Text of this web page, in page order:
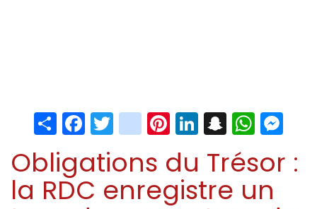
ShareFacebook
Twitter
instagram
Pinterest
LinkedIn
Snapchat
Obligations du Trésor :
la RDC enregistre un